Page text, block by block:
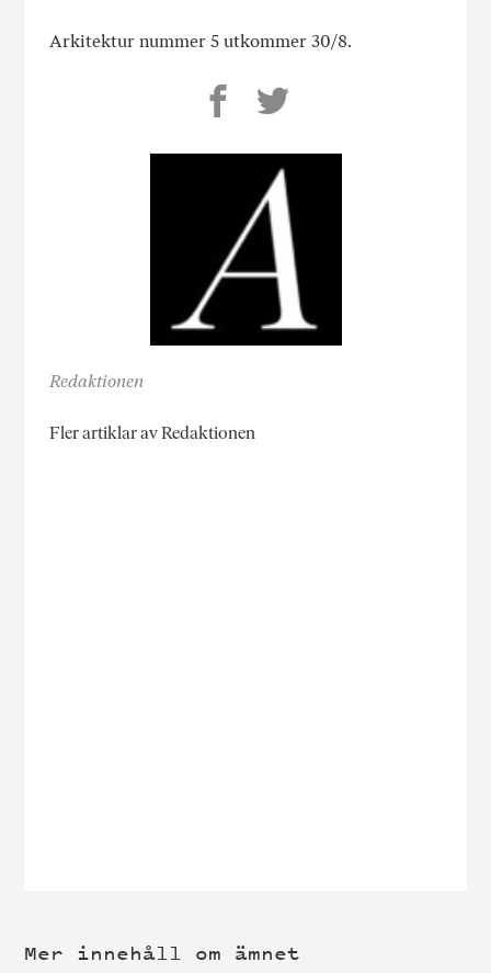
Arkitektur nummer 5 utkommer 30/8.
Redaktionen
Fler artiklar av Redaktionen
Mer innehåll om ämnet